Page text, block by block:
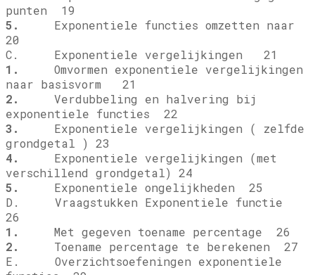
punten 19
5.
Exponentiele functies omzetten naar
20
C. Exponentiele vergelijkingen 21
1.
Omvormen exponentiele vergelijkingen
naar basisvorm 21
2.
Verdubbeling en halvering bij
exponentiele functies 22
3.
Exponentiele vergelijkingen ( zelfde
grondgetal ) 23
4.
Exponentiele vergelijkingen (met
verschillend grondgetal) 24
5.
Exponentiele ongelijkheden 25
D. Vraagstukken Exponentiele functie
26
1.
Met gegeven toename percentage 26
2.
Toename percentage te berekenen 27
E. Overzichtsoefeningen exponentiele